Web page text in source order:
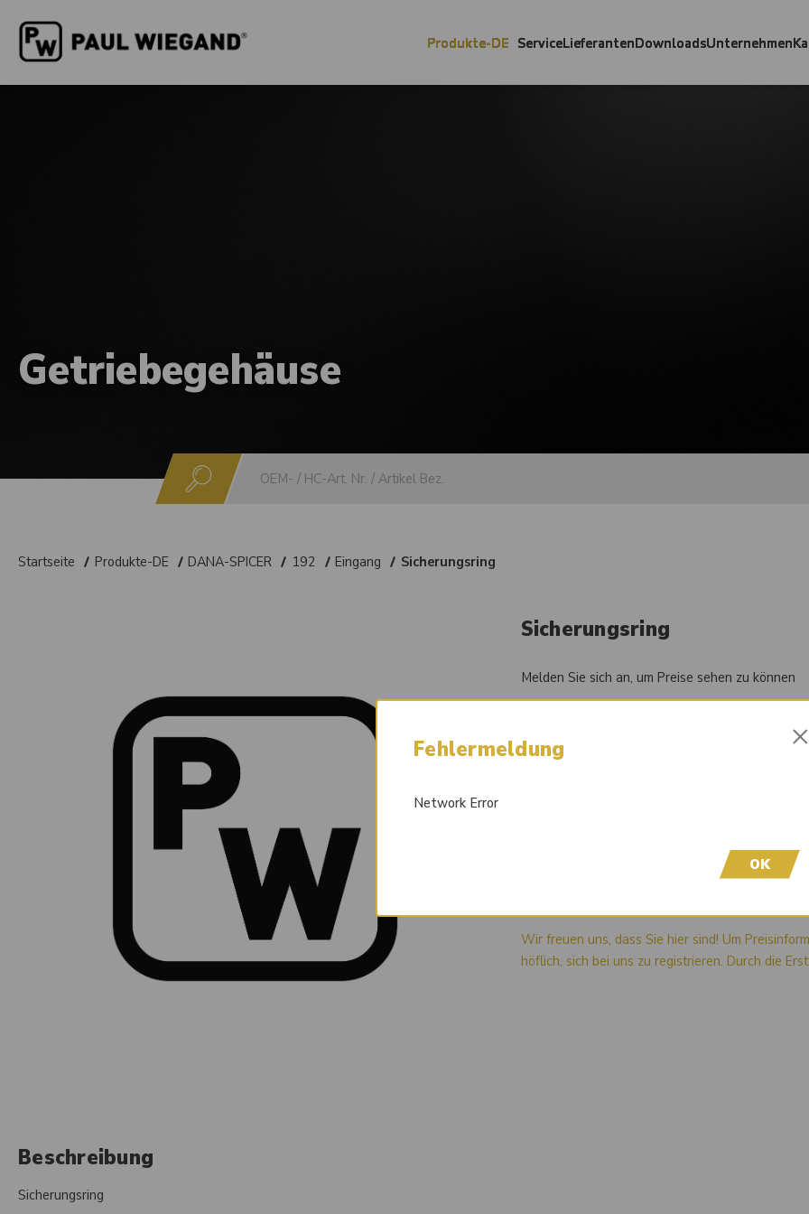
Produkte-DE ServiceLieferantenDownloadsUnternehmen
Getriebegehäuse
Startseite Produkte-DE DANA-SPICER 192 Eingang Sicherungsring
Sicherungsring
Melden Sie sich an, um Preise sehen zu können
84002478
Wir freuen uns, dass Sie hier sind! Um
höflich, sich bei uns zu registrieren. Durch die
Beschreibung
Sicherungsring
Fehlermeldung
Network Error
OK